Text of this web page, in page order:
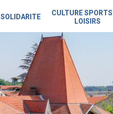
SOLIDARITE
CULTURE
LOISIRS